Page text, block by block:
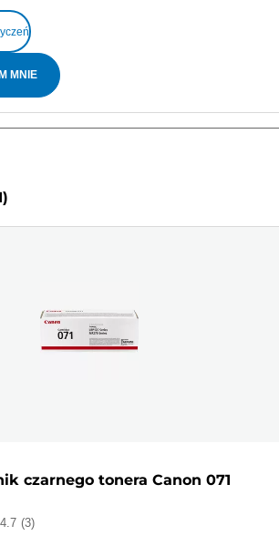
MNIE
czarnego tonera Canon 071
4.7 (3)